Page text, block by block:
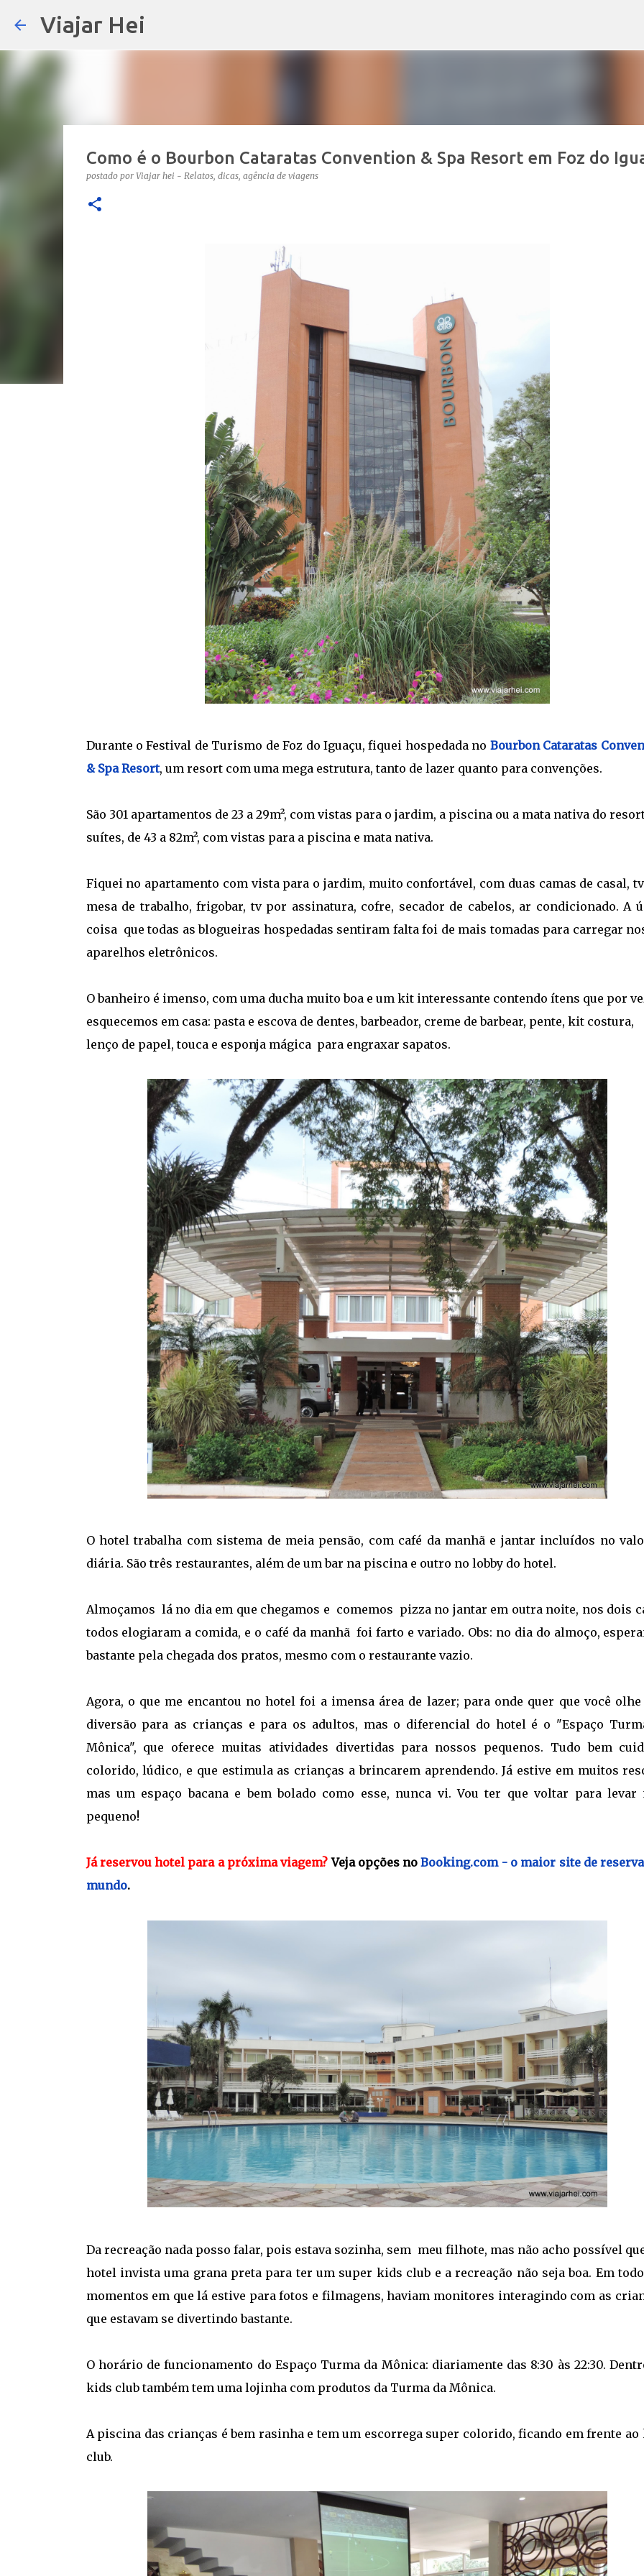
Viajar Hei
Como é o Bourbon Cataratas Convention & Spa Resort em Foz do
postado por Viajar hei - Relatos, dicas, agência de viagens
Durante o Festival de Turismo de Foz do Iguaçu, fiquei hospedada no Bourbon Cataratas
& Spa Resort, um resort com uma mega estrutura, tanto de lazer quanto para convenções.
São 301 apartamentos de 23 a 29m², com vistas para o jardim, a piscina ou a mata nativa do
suítes, de 43 a 82m², com vistas para a piscina e mata nativa.
Fiquei no apartamento com vista para o jardim, muito confortável, com duas camas de casal,
mesa de trabalho, frigobar, tv por assinatura, cofre, secador de cabelos, ar condicionado. A
coisa que todas as blogueiras hospedadas sentiram falta foi de mais tomadas para carregar
aparelhos eletrônicos.
O banheiro é imenso, com uma ducha muito boa e um kit interessante contendo ítens que por
esquecemos em casa: pasta e escova de dentes, barbeador, creme de barbear, pente, kit costura,
lenço de papel, touca e esponja mágica para engraxar sapatos.
O hotel trabalha com sistema de meia pensão, com café da manhã e jantar incluídos no
diária. São três restaurantes, além de um bar na piscina e outro no lobby do hotel.
Almoçamos lá no dia em que chegamos e comemos pizza no jantar em outra noite, nos dois
todos elogiaram a comida, e o café da manhã foi farto e variado. Obs: no dia do almoço,
bastante pela chegada dos pratos, mesmo com o restaurante vazio.
Agora, o que me encantou no hotel foi a imensa área de lazer; para onde quer que você
diversão para as crianças e para os adultos, mas o diferencial do hotel é o "Espaço
Mônica", que oferece muitas atividades divertidas para nossos pequenos. Tudo bem
colorido, lúdico, e que estimula as crianças a brincarem aprendendo. Já estive em muitos
mas um espaço bacana e bem bolado como esse, nunca vi. Vou ter que voltar para levar
pequeno!
Já reservou hotel para a próxima viagem?Veja opções noBooking.com - o maior site de
mundo.
Da recreação nada posso falar, pois estava sozinha, sem meu filhote, mas não acho possível
hotel invista uma grana preta para ter um super kids club e a recreação não seja boa. Em
momentos em que lá estive para fotos e filmagens, haviam monitores interagindo com as
que estavam se divertindo bastante.
O horário de funcionamento do Espaço Turma da Mônica: diariamente das 8:30 às 22:30.
kids club também tem uma lojinha com produtos da Turma da Mônica.
A piscina das crianças é bem rasinha e tem um escorrega super colorido, ficando em frente ao
club.